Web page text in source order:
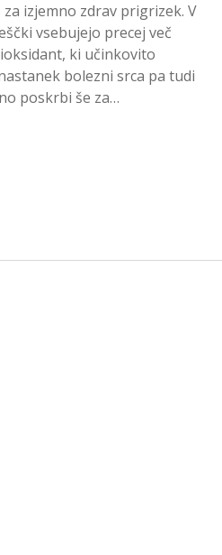
izjemno zdrav prigrizek. V
vsebujejo precej več
ki učinkovito
bolezni srca pa tudi
poskrbi še za…